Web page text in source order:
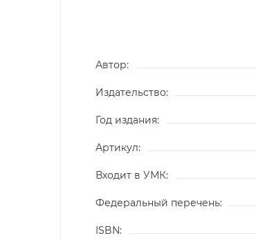
Автор:
Издательство:
Год издания:
Артикул:
Входит в УМК:
Федеральный перечень:
ISBN: